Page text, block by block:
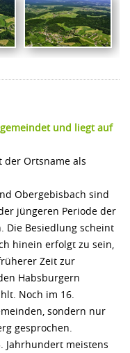
und liegt auf
Ortsname als
Obergebisbach sind
jüngeren Periode der
Die Besiedlung scheint
hinein erfolgt zu sein,
Zeit zur
Habsburgern
Noch im 16.
sondern nur
gesprochen.
Jahrhundert meistens